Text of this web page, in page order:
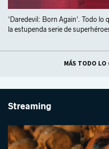
'Daredevil: Born Again'. Todo lo
la estupenda serie de
MÁS TODO LO
Streaming